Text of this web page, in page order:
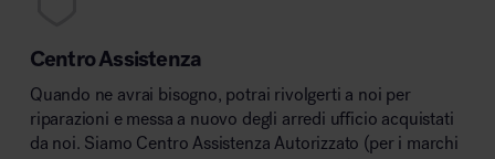
Centro Assistenza
Quando ne avrai bisogno, potrai rivolgerti a noi per
riparazioni e messa a nuovo degli arredi ufficio acquistati
da noi. Siamo Centro Assistenza Autorizzato (per i marchi